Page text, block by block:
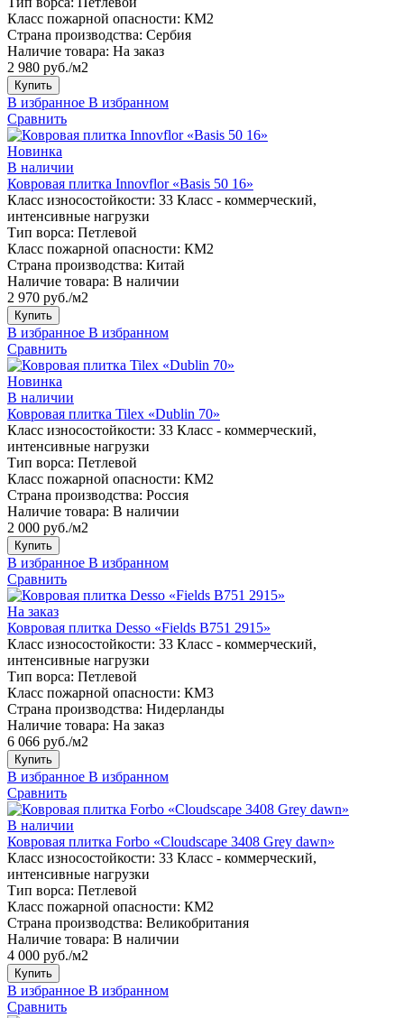
Класс пожарной опасности: КМ2
Страна производства: Сербия
Наличие товара: На заказ
2 980 руб./м2
Купить
В избранное В избранном
Сравнить
Новинка
В наличии
Ковровая плитка Innovflor «Basis 50 16»
Класс износостойкости: 33 Класс - коммерческий,
интенсивные нагрузки
Тип ворса: Петлевой
Класс пожарной опасности: КМ2
Страна производства: Китай
Наличие товара: В наличии
2 970 руб./м2
Купить
В избранное В избранном
Сравнить
Новинка
В наличии
Ковровая плитка Tilex «Dublin 70»
Класс износостойкости: 33 Класс - коммерческий,
интенсивные нагрузки
Тип ворса: Петлевой
Класс пожарной опасности: КМ2
Страна производства: Россия
Наличие товара: В наличии
2 000 руб./м2
Купить
В избранное В избранном
Сравнить
На заказ
Ковровая плитка Desso «Fields B751 2915»
Класс износостойкости: 33 Класс - коммерческий,
интенсивные нагрузки
Тип ворса: Петлевой
Класс пожарной опасности: КМ3
Страна производства: Нидерланды
Наличие товара: На заказ
6 066 руб./м2
Купить
В избранное В избранном
Сравнить
В наличии
Ковровая плитка Forbo «Cloudscape 3408 Grey dawn»
Класс износостойкости: 33 Класс - коммерческий,
интенсивные нагрузки
Тип ворса: Петлевой
Класс пожарной опасности: КМ2
Страна производства: Великобритания
Наличие товара: В наличии
4 000 руб./м2
Купить
В избранное В избранном
Сравнить